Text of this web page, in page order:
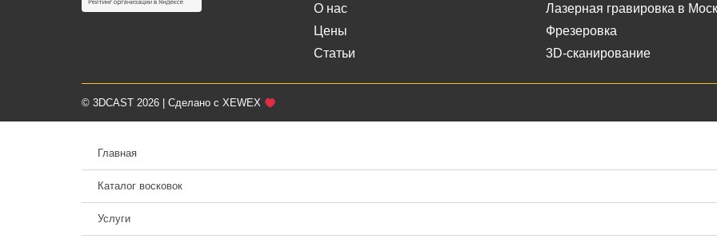
О нас
Цены
Статьи
Лазерная гравировка в
Фрезеровка
3D-сканирование
© 3DCAST 2026 | Сделано с XEWEX
Главная
Каталог восковок
Услуги